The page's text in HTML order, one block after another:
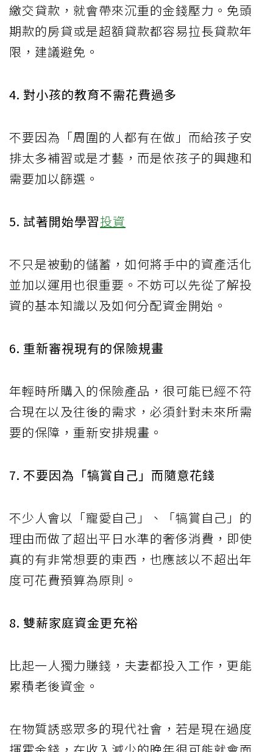
繳交貸款，就會帶來沉重的金錢壓力。免頭
期款的房貸或是超額貸款都容易拉長貸款年
限，建議避免。
4. 對小孩的教育不需花費過多
不要因為「周圍的人都有在做」而給孩子安
排太多補習或是才藝，而是依孩子的興趣和
需要加以篩選。
5. 試著開始學習投資
不只是被動的儲蓄，如何將手中的資產活化
並加以運用也很重要。不妨可以先從了解投
資的基本知識以及如何分配資金開始。
6. 重新審視現有的保險規畫
年輕時所購入的保險產品，很可能已經不符
合現在以及往後的需求，必須針對未來所需
要的保障，重新安排規畫。
7. 不要因為「犒賞自己」而隨意花錢
不少人會以「寵愛自己」、「犒賞自己」的
理由而做了超出平日水準的奢侈消費，即使
真的有非常想要的東西，也應該以不超出年
度可花費預算為原則。
8. 雙薪家庭資金更充裕
比起一人獨力賺錢，夫妻都投入工作，更能
累積老後資金。
在物質誘惑眾多的現代社會，若是現在過度